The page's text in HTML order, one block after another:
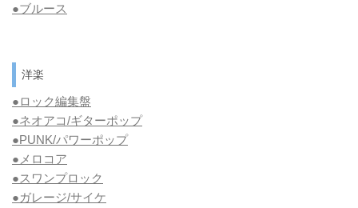
●ブルース
洋楽
●ロック編集盤
●ネオアコ/ギターポップ
●PUNK/パワーポップ
●メロコア
●スワンプロック
●ガレージ/サイケ